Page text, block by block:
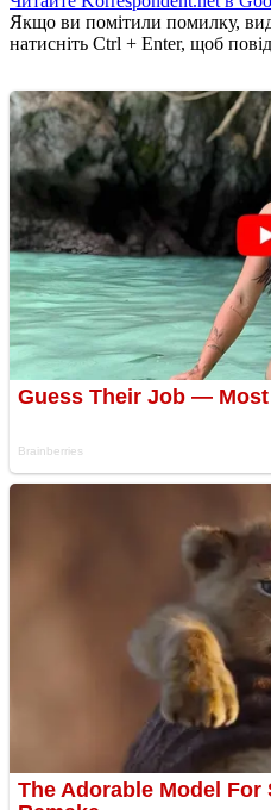
Якщо ви помітили помилку,
натисніть Ctrl + Enter, щоб